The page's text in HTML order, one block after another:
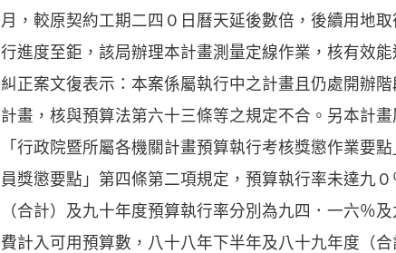
月，較原契約工期二四０日曆天延後數倍，後續用地
行進度至鉅，該局辦理本計畫測量定線作業，核有效能
糾正案文復表示：本案係屬執行中之計畫且仍處開辦
計畫，核與預算法第六十三條等之規定不合。另本計
「行政院暨所屬各機關計畫預算執行考核獎懲作業要
員獎懲要點」第四條第二項規定，預算執行率未達九
（合計）及九十年度預算執行率分別為九四．一六％
費計入可用預算數，八十八年下半年及八十九年度（